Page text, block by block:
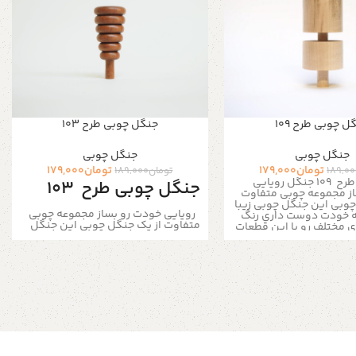
چوبی طرح 109
جنگل چوبی
تومان179,000
109 جنگل رویایی
مجموعه چوبی متفاوت
این جنگل چوبی زیبا
خودت دوست داری رنگ
رو با این قطعات
تصویر بکشید کافیه یه
با چند رنگ ساده هر
میخواد به این جنگل
رنگ آمیزی بهتر رنگ
روشن میباشد
محصول :
روشن جنس بدنه :
: ارتفاع محصول : 8 الی
جنگل چوبی طرح 103
جنگل چوبی
تومان189,000تومان179,000
جنگل چوبی طرح 103
رویایی خودت رو بساز مجموعه چوبی
متفاوت از یک جنگل چوبی این جنگل
چوبی زیبا رو هر طور که خودت دوست
داری رنگ کن فصل های مختلف رو با
این قطعات خاص چوبی به تصویر
بکشید جنگل ها داستان های زیایی
دارند هر یک از روزی را در یک جنگل
خاص سپری کرده ایم و خاطراتی خوشی
را در تاروپود شاخه های پر برگ درختان
تجربه کردیم کافیه یه قلمو برداری و با
چند رنگ ساده هر رنگی که دلت میخواد
به این جنگل رویایی بدی برای رنگ